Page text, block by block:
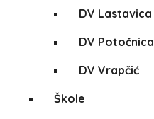
DV Lastavica
DV Potočnica
DV Vrapčić
Škole